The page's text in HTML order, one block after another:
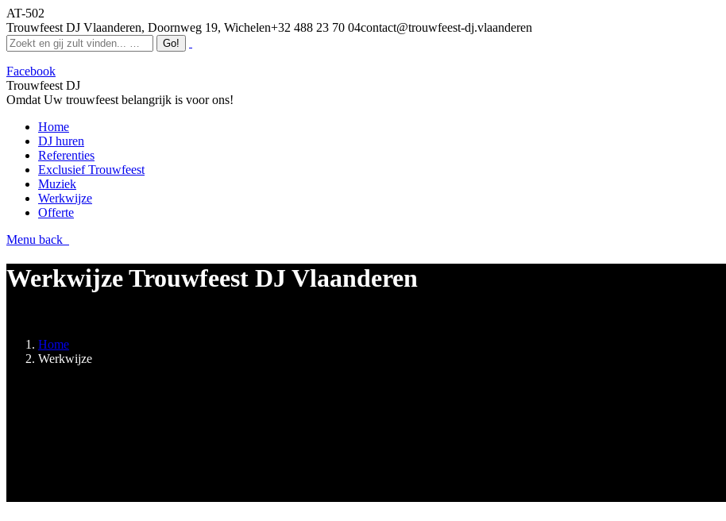
AT-502
Trouwfeest DJ Vlaanderen, Doornweg 19, Wichelen+32 488 23 70 04contact@trouwfeest-dj.vlaanderen
Facebook
Trouwfeest DJ
Omdat Uw trouwfeest belangrijk is voor ons!
Home
DJ huren
Referenties
Exclusief Trouwfeest
Muziek
Werkwijze
Offerte
Menu back
Werkwijze Trouwfeest DJ Vlaanderen
Home
Werkwijze